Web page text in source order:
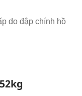
do đập chính hồ